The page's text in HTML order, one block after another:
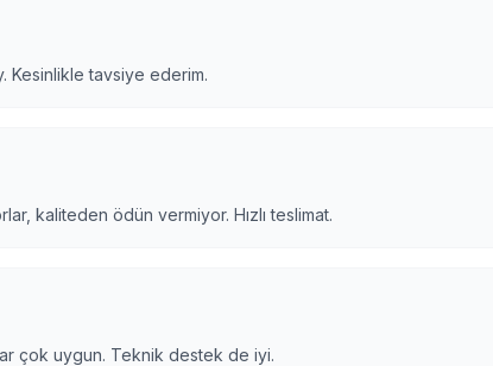
Kesinlikle tavsiye ederim.
kaliteden ödün vermiyor. Hızlı teslimat.
çok uygun. Teknik destek de iyi.